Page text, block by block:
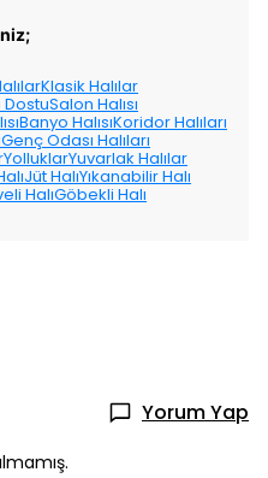
Klasik Halılar
DostuSalon Halısı
Banyo HalısıKoridor Halıları
Genç Odası Halıları
YolluklarYuvarlak Halılar
Jüt HalıYıkanabilir Halı
HalıGöbekli Halı
Yorum Yap